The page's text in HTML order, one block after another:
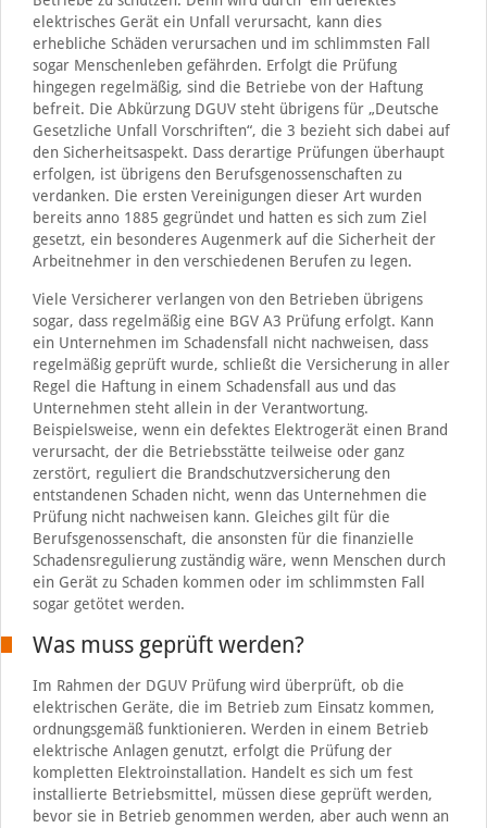
elektrisches Gerät ein Unfall verursacht, kann dies
erhebliche Schäden verursachen und im schlimmsten Fall
sogar Menschenleben gefährden. Erfolgt die Prüfung
hingegen regelmäßig, sind die Betriebe von der Haftung
befreit. Die Abkürzung DGUV steht übrigens für „Deutsche
Gesetzliche Unfall Vorschriften“, die 3 bezieht sich dabei auf
den Sicherheitsaspekt. Dass derartige Prüfungen überhaupt
erfolgen, ist übrigens den Berufsgenossenschaften zu
verdanken. Die ersten Vereinigungen dieser Art wurden
bereits anno 1885 gegründet und hatten es sich zum Ziel
gesetzt, ein besonderes Augenmerk auf die Sicherheit der
Arbeitnehmer in den verschiedenen Berufen zu legen.
Viele Versicherer verlangen von den Betrieben übrigens
sogar, dass regelmäßig eine BGV A3 Prüfung erfolgt. Kann
ein Unternehmen im Schadensfall nicht nachweisen, dass
regelmäßig geprüft wurde, schließt die Versicherung in aller
Regel die Haftung in einem Schadensfall aus und das
Unternehmen steht allein in der Verantwortung.
Beispielsweise, wenn ein defektes Elektrogerät einen Brand
verursacht, der die Betriebsstätte teilweise oder ganz
zerstört, reguliert die Brandschutzversicherung den
entstandenen Schaden nicht, wenn das Unternehmen die
Prüfung nicht nachweisen kann. Gleiches gilt für die
Berufsgenossenschaft, die ansonsten für die finanzielle
Schadensregulierung zuständig wäre, wenn Menschen durch
ein Gerät zu Schaden kommen oder im schlimmsten Fall
sogar getötet werden.
Was muss geprüft werden?
Im Rahmen der DGUV Prüfung wird überprüft, ob die
elektrischen Geräte, die im Betrieb zum Einsatz kommen,
ordnungsgemäß funktionieren. Werden in einem Betrieb
elektrische Anlagen genutzt, erfolgt die Prüfung der
kompletten Elektroinstallation. Handelt es sich um fest
installierte Betriebsmittel, müssen diese geprüft werden,
bevor sie in Betrieb genommen werden, aber auch wenn an